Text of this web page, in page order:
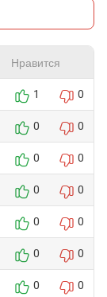
Нравится
1 0
0 0
0 0
0 0
0 0
0 0
0 0